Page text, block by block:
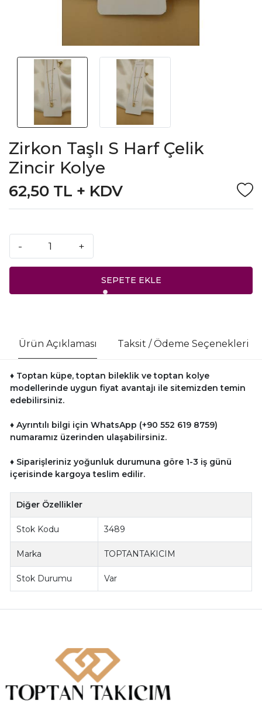
Zirkon Taşlı S Harf Çelik
Zincir Kolye
62,50 TL + KDV
- +
SEPETE EKLE
Ürün Açıklaması Taksit / Ödeme Seçenekleri
♦ Toptan küpe, toptan bileklik ve toptan kolye
modellerinde uygun fiyat avantajı ile sitemizden temin
edebilirsiniz.
♦ Ayrıntılı bilgi için WhatsApp (+90 552 619 8759)
numaramız üzerinden ulaşabilirsiniz.
♦ Siparişleriniz yoğunluk durumuna göre 1-3 iş günü
içerisinde kargoya teslim edilir.
Diğer Özellikler
Stok Kodu 3489
Marka TOPTANTAKICIM
Stok Durumu Var